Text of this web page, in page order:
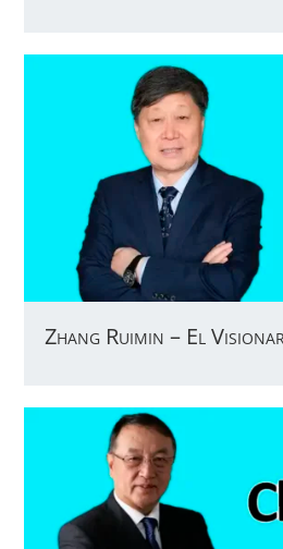
Zhang Ruimin – El